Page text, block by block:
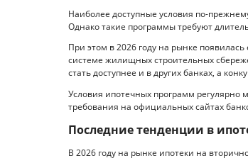
Наиболее доступные условия по-
Однако такие программы требуют
При этом в 2026 году на рынке
системе жилищных строительных
стать доступнее и в других банках, а
Условия ипотечных программ регулярно
требования на официальных сайтах
Последние тенденции в
В 2026 году на рынке ипотеки на